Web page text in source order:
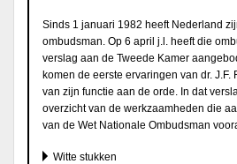
Sinds 1 januari 1982 heeft Nederland
ombudsman. Op 6 april j.l. heeft die
verslag aan de Tweede Kamer
komen de eerste ervaringen van dr. J.F.
van zijn functie aan de orde. In dat
overzicht van de werkzaamheden die
van de Wet Nationale Ombudsman
Witte stukken